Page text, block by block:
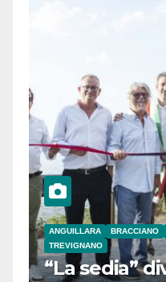
ANGUILLARA BRACCIANO
TREVIGNANO
“La sedia”